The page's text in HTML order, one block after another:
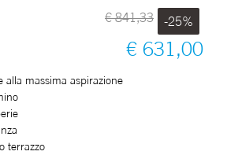
€ 841,33 -25%
€ 631,00
alla massima aspirazione
terrazzo